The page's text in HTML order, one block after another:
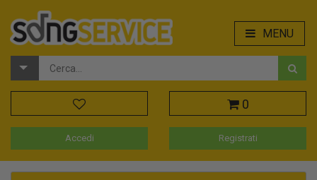
MENU
0
Accedi Registrati